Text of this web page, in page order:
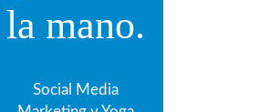
la mano.
Social Media